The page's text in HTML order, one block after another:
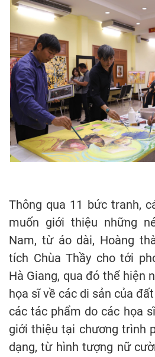
Thông qua 11 bức tranh,
muốn giới thiệu những
Nam, từ áo dài, Hoàng
tích Chùa Thầy cho tới
Hà Giang, qua đó thể hiện
họa sĩ về các di sản của
các tác phẩm do các họa
giới thiệu tại chương trình
dạng, từ hình tượng nữ